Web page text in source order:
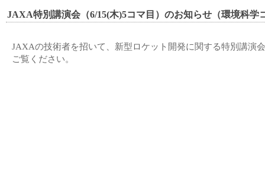
JAXA特別講演会（6/15(木)5コマ目）のお知らせ（環境科学
JAXAの技術者を招いて、新型ロケット開発に関する特別講演
ご覧ください。